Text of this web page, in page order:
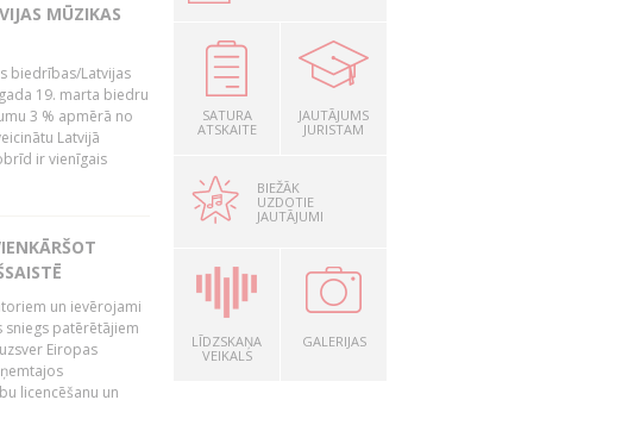
MŪZIKAS
biedrības/Latvijas
19. marta biedru
3 % apmērā no
Latvijā
ir vienīgais
un ievērojami
sniegs patērētājiem
Eiropas
licencēšanu un
SATURA
ATSKAITE
JAUTĀJUMS
JURISTAM
BIEŽĀK
UZDOTIE
JAUTĀJUMI
LĪDZSKAŅA
VEIKALS
GALERIJAS